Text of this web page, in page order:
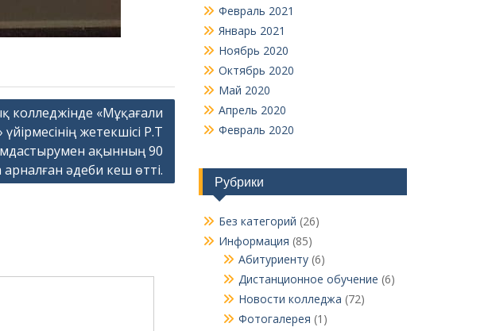
колледжінде «Мұқағали
жетекшісі Р.Т
ақынның 90
әдеби кеш өтті.
Февраль 2021
Январь 2021
Ноябрь 2020
Октябрь 2020
Май 2020
Апрель 2020
Февраль 2020
Рубрики
Без категорий (26)
Информация (85)
Абитуриенту(6)
Дистанционное обучение (6)
Новости колледжа (72)
Фотогалерея (1)